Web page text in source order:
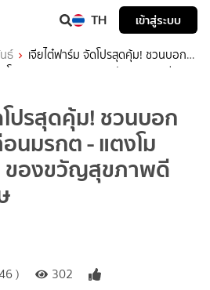
TH เข้าสู่ระบบ
ธ์
เจียไต๋ฟาร์ม จัดโปรสุดคุ้ม! ชวนบอก
Star" ของขวัญสุขภาพดี
ปรสุดคุ้ม! ชวนบอก
นมรกต - แตงโม
ของขวัญสุขภาพดี
)
302